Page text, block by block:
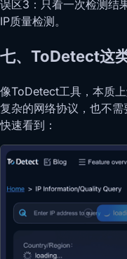
误区3：只看一次检测结
IP质量检测。
七、ToDetect这
像ToDetect工具，本质
复杂的网络协议，也不
快速看到：